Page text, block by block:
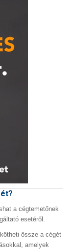
a cégtemetőnek
esetéről.
össze a cégét
amelyek